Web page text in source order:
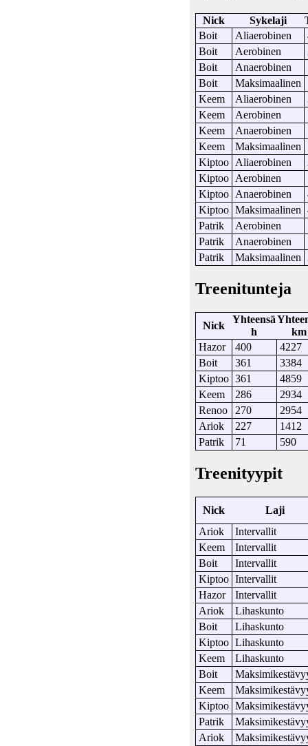
Nick Sykelaji
Boit
Aliaerobinen
Boit
Aerobinen
Boit
Anaerobinen
Boit
Maksimaalinen
Keem
Aliaerobinen
Keem
Aerobinen
Keem
Anaerobinen
Keem
Maksimaalinen
Kiptoo Aliaerobinen
Kiptoo Aerobinen
Kiptoo Anaerobinen
Kiptoo Maksimaalinen
Patrik
Aerobinen
Patrik
Anaerobinen
Patrik
Maksimaalinen
Treenitunteja
Nick
Yhteensä
h
km
Hazor
400
4227
Boit
361
3384
Kiptoo 361
4859
Keem
286
2934
Renoo
270
2954
Ariok
227
1412
Patrik
71 590
Treenityypit
Nick
Laji
Ariok
Intervallit
Keem
Intervallit
Boit
Intervallit
Kiptoo Intervallit
Hazor
Intervallit
Ariok
Lihaskunto
Boit
Lihaskunto
Kiptoo Lihaskunto
Keem
Lihaskunto
Boit
Keem
Kiptoo
Patrik
Ariok